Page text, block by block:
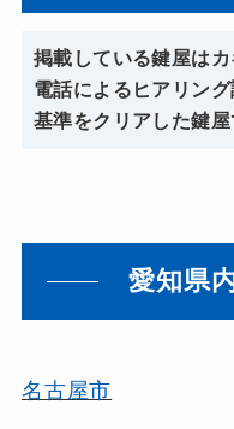
掲載している鍵屋は
電話によるヒアリン
基準をクリアした鍵屋
愛知県
名古屋市